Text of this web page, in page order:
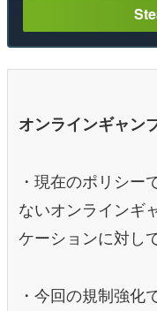
オンラインギャン
・現在のポリシー
ないオンラインギ
ケーションに対し
・今回の規制強化